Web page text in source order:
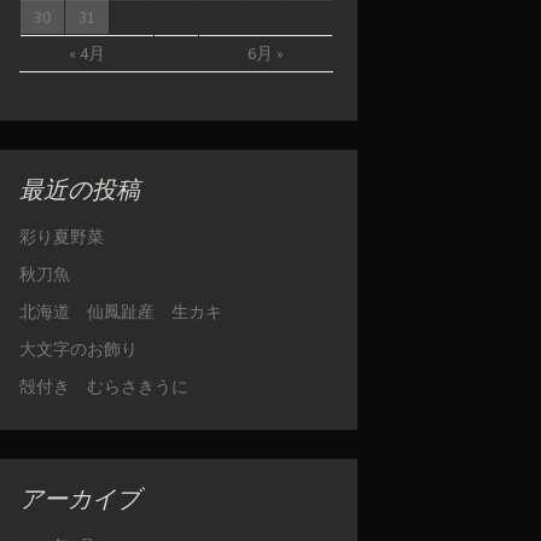
« 4月 6月 »
30
31
最近の投稿
彩り夏野菜
秋刀魚
北海道 仙鳳趾産 生カキ
大文字のお飾り
殻付き むらさきうに
アーカイブ